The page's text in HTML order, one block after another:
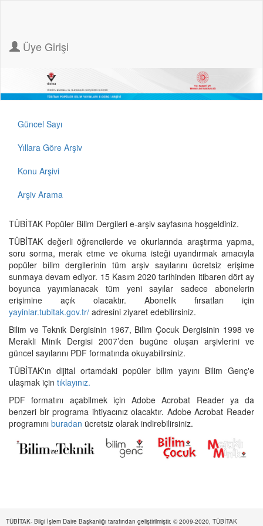
Üye Girişi
Güncel Sayı
Yıllara Göre Arşiv
Konu Arşivi
Arşiv Arama
TÜBİTAK Popüler Bilim Dergileri e-arşiv sayfasına hoşgeldiniz.
TÜBİTAK değerli öğrencilerde ve okurlarında araştırma yapma,
soru sorma, merak etme ve okuma isteği uyandırmak amacıyla
popüler bilim dergilerinin tüm arşiv sayılarını ücretsiz erişime
sunmaya devam ediyor. 15 Kasım 2020 tarihinden itibaren dört ay
boyunca yayımlanacak tüm yeni sayılar sadece abonelerin
erişimine açık olacaktır. Abonelik fırsatları için
yayinlar.tubitak.gov.tr/ adresini ziyaret edebilirsiniz.
Bilim ve Teknik Dergisinin 1967, Bilim Çocuk Dergisinin 1998 ve
Merakli Minik Dergisi 2007’den bugüne oluşan arşivlerini ve
güncel sayılarını PDF formatında okuyabilirsiniz.
TÜBİTAK'ın dijital ortamdaki popüler bilim yayını Bilim Genç'e
ulaşmak için tıklayınız.
PDF formatını açabilmek için Adobe Acrobat Reader ya da
benzeri bir programa ihtiyacınız olacaktır. Adobe Acrobat Reader
programını buradan ücretsiz olarak indirebilirsiniz.
TÜBİTAK- Bilgi İşlem Daire Başkanlığı tarafından geliştirilmiştir. © 2009-2020, TÜBİTAK